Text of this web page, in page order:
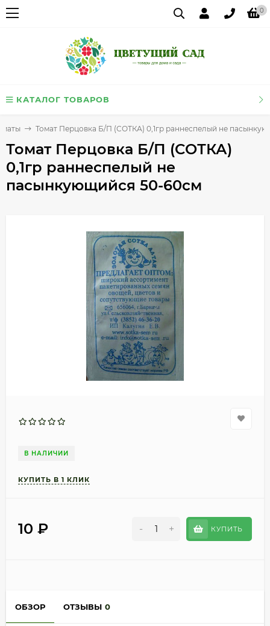
0
КАТАЛОГ ТОВАРОВ
Томат Перцовка Б/П (СОТКА) 0,1гр раннеспелый не
Томат Перцовка Б/П (СОТКА)
0,1гр раннеспелый не
пасынкующийся 50-60см
В НАЛИЧИИ
10 ₽ - + КУПИТЬ
ОБЗОР ОТЗЫВЫ 0